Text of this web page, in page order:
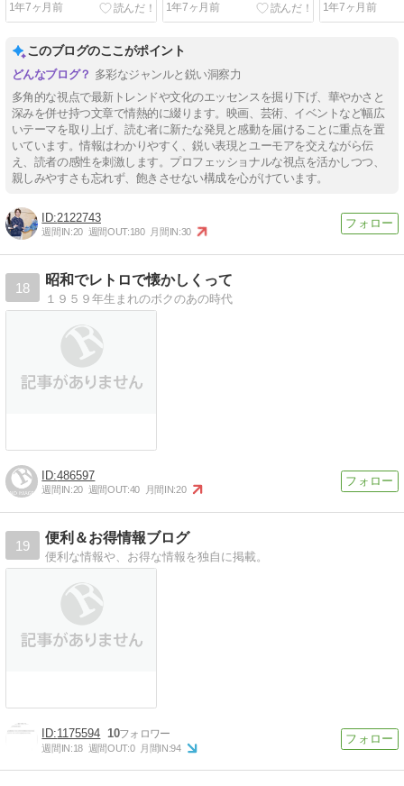
24日スタート
1年7ヶ月前 1年7ヶ月前 1年7ヶ月前
このブログのここがポイント
多彩なジャンルと鋭い洞察力
多角的な視点で最新トレンドや文化のエッセンスを掘り下げ、華やかさと
深みを併せ持つ文章で情熱的に綴ります。映画、芸術、イベントなど幅広
いテーマを取り上げ、読む者に新たな発見と感動を届けることに重点を置
いています。情報はわかりやすく、鋭い表現とユーモアを交えながら伝
え、読者の感性を刺激します。プロフェッショナルな視点を活かしつつ、
親しみやすさも忘れず、飽きさせない構成を心がけています。
2122743
週間IN:20 週間OUT:180 月間IN:30
18
昭和でレトロで懐かしくって
１９５９年生まれのボクのあの時代
486597
週間IN:20 週間OUT:40 月間IN:20
19
便利＆お得情報ブログ
便利な情報や、お得な情報を独自に掲載。
1175594 10
週間IN:18 週間OUT:0 月間IN:94